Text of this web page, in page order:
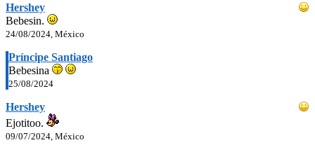
Hershey
Bebesin.
24/08/2024, México
Príncipe Santiago
Bebesina
25/08/2024
Hershey
Ejotitoo.
09/07/2024, México